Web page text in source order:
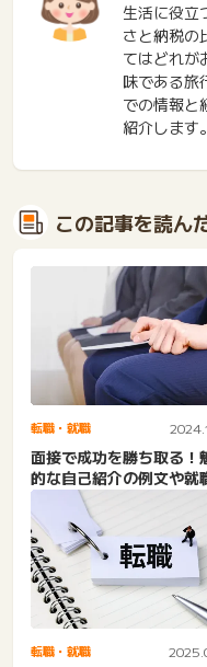
生活に役立
さと納税の
てはどれが
味である旅
での情報と
紹介します。
この記事を読ん
転職・就職
面接で成功を勝ち取る！
的な自己紹介の例文や就
役立つサイトも紹介
転職・就職